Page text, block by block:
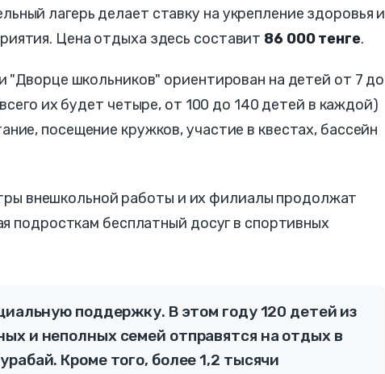
лагерь делает ставку на укрепление здоровья и
Цена отдыха здесь составит 86 000 тенге.
"Дворце школьников" ориентирован на детей от 7 до
их будет четыре, от 100 до 140 детей в каждой)
посещение кружков, участие в квестах, бассейн
внешкольной работы и их филиалы продолжат
подросткам бесплатный досуг в спортивных
поддержку. В этом году 120 детей из
и неполных семей отправятся на отдых в
Кроме того, более 1,2 тысячи